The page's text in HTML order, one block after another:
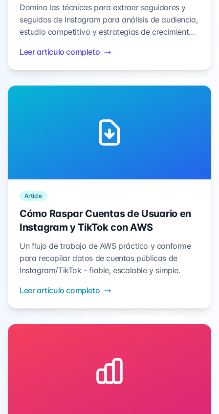
Domina las técnicas para extraer seguidores y
seguidos de Instagram para análisis de audiencia,
estudio competitivo y estrategias de crecimiento
Leer artículo completo
Article
Cómo Raspar Cuentas de Usuario en
Instagram y TikTok con AWS
Un flujo de trabajo de AWS práctico y conforme
para recopilar datos de cuentas públicas de
Instagram/TikTok - fiable, escalable y simple.
Leer artículo completo